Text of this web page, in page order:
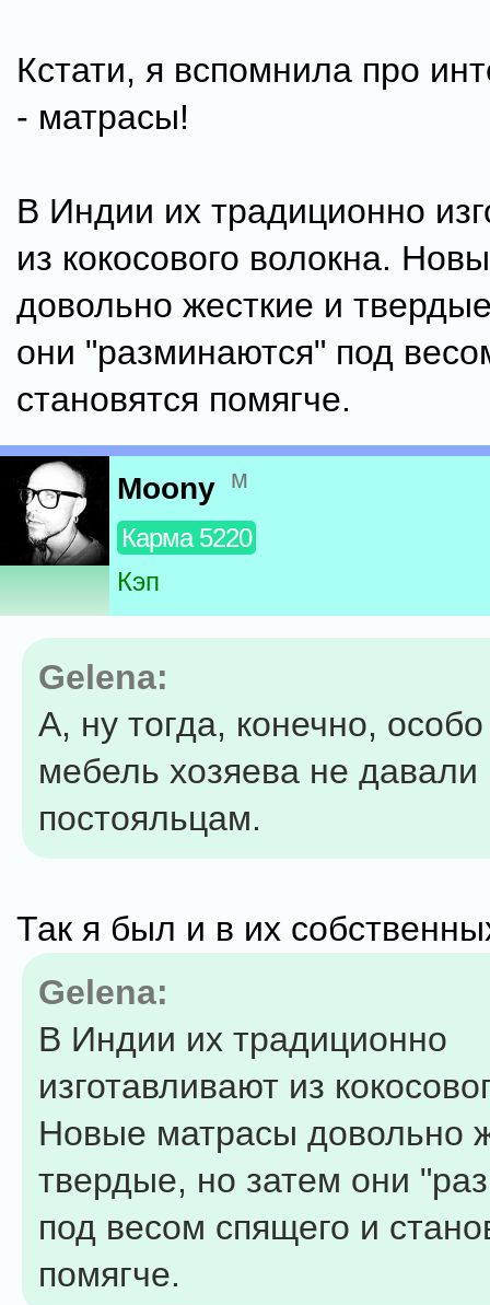
Кстати, я вспомнила про
- матрасы!
В Индии их традиционно
из кокосового волокна.
довольно жесткие и
они "разминаются" под
становятся помягче.
Moony м
Карма 5220
Кэп
Gelena:
А, ну тогда, конечно,
мебель хозяева не давали
постояльцам.
Так я был и в их
Gelena:
В Индии их традиционно
изготавливают из
Новые матрасы довольно
твердые, но затем они
под весом спящего и
помягче.